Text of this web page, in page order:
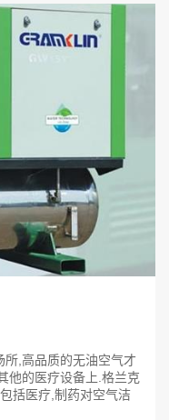
所,高品质的无油空气才
他的医疗设备上.格兰克
括医疗,制药对空气洁